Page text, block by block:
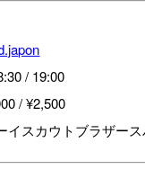
/ 19:00
/ ¥2,500
イスカウトブラザース